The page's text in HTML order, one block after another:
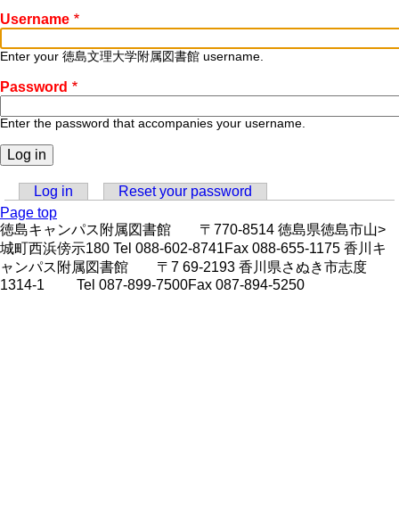
Username
Enter your 徳島文理大学附属図書館 username.
Password
Enter the password that accompanies your username.
Primary
tabs
Log in (active tab)Reset your password
Page top
徳島キャンパス附属図書館 〒770-8514 徳島県徳島市山>
城町西浜傍示180 Tel 088-602-8741Fax 088-655-1175 香川キ
ャンパス附属図書館 〒7 69-2193 香川県さぬき市志度
1314-1 Tel 087-899-7500Fax 087-894-5250